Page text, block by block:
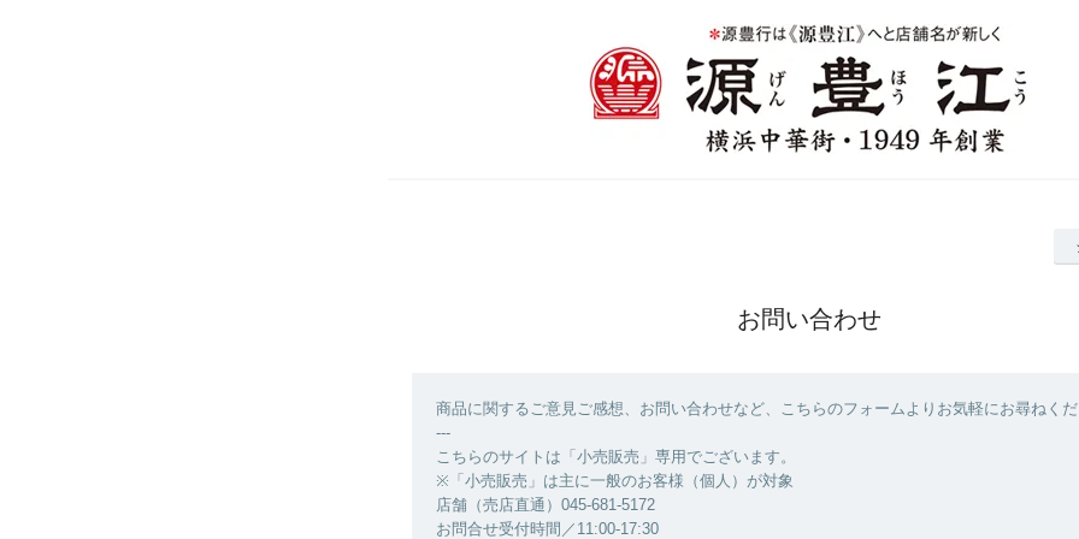
お問い合わせ
商品に関するご意見ご感想、お問い合わせなど、こちらのフォームよりお気軽にお尋ねくだ
---
こちらのサイトは「小売販売」専用でございます。
※「小売販売」は主に一般のお客様（個人）が対象
店舗（売店直通）045-681-5172
お問合せ受付時間／11:00-17:30